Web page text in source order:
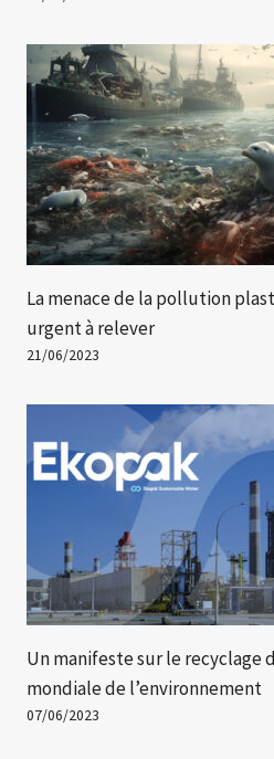
La menace de la pollution
urgent à relever
21/06/2023
Un manifeste sur le recyclage
mondiale de l’environnement
07/06/2023